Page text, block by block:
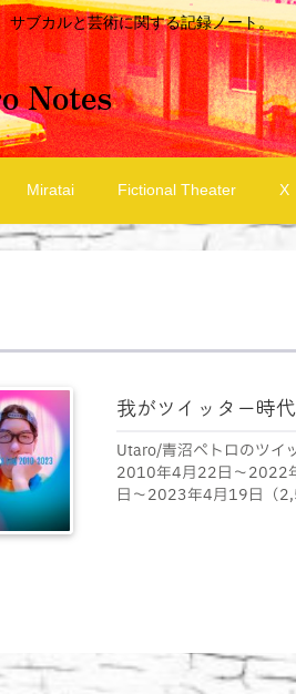
サブカルと芸術に関する記録ノート。
Notes
Miratai Fictional Theater X
我がツイッター時
Utaro/青沼ペトロのツイ
2010年4月22日～2022
日～2023年4月19日（